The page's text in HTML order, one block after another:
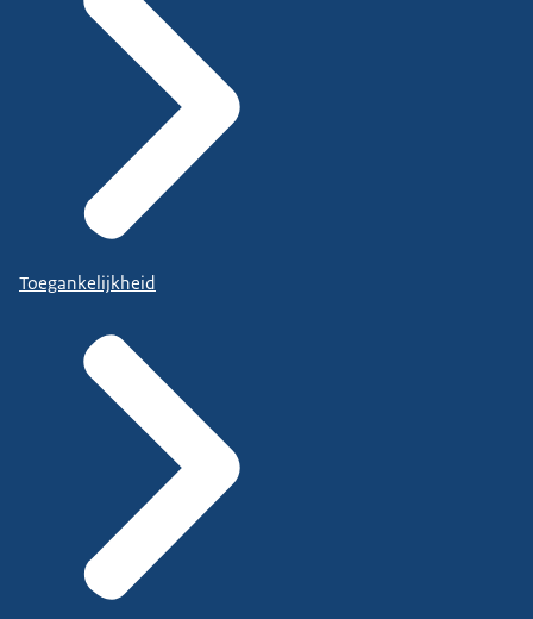
Toegankelijkheid